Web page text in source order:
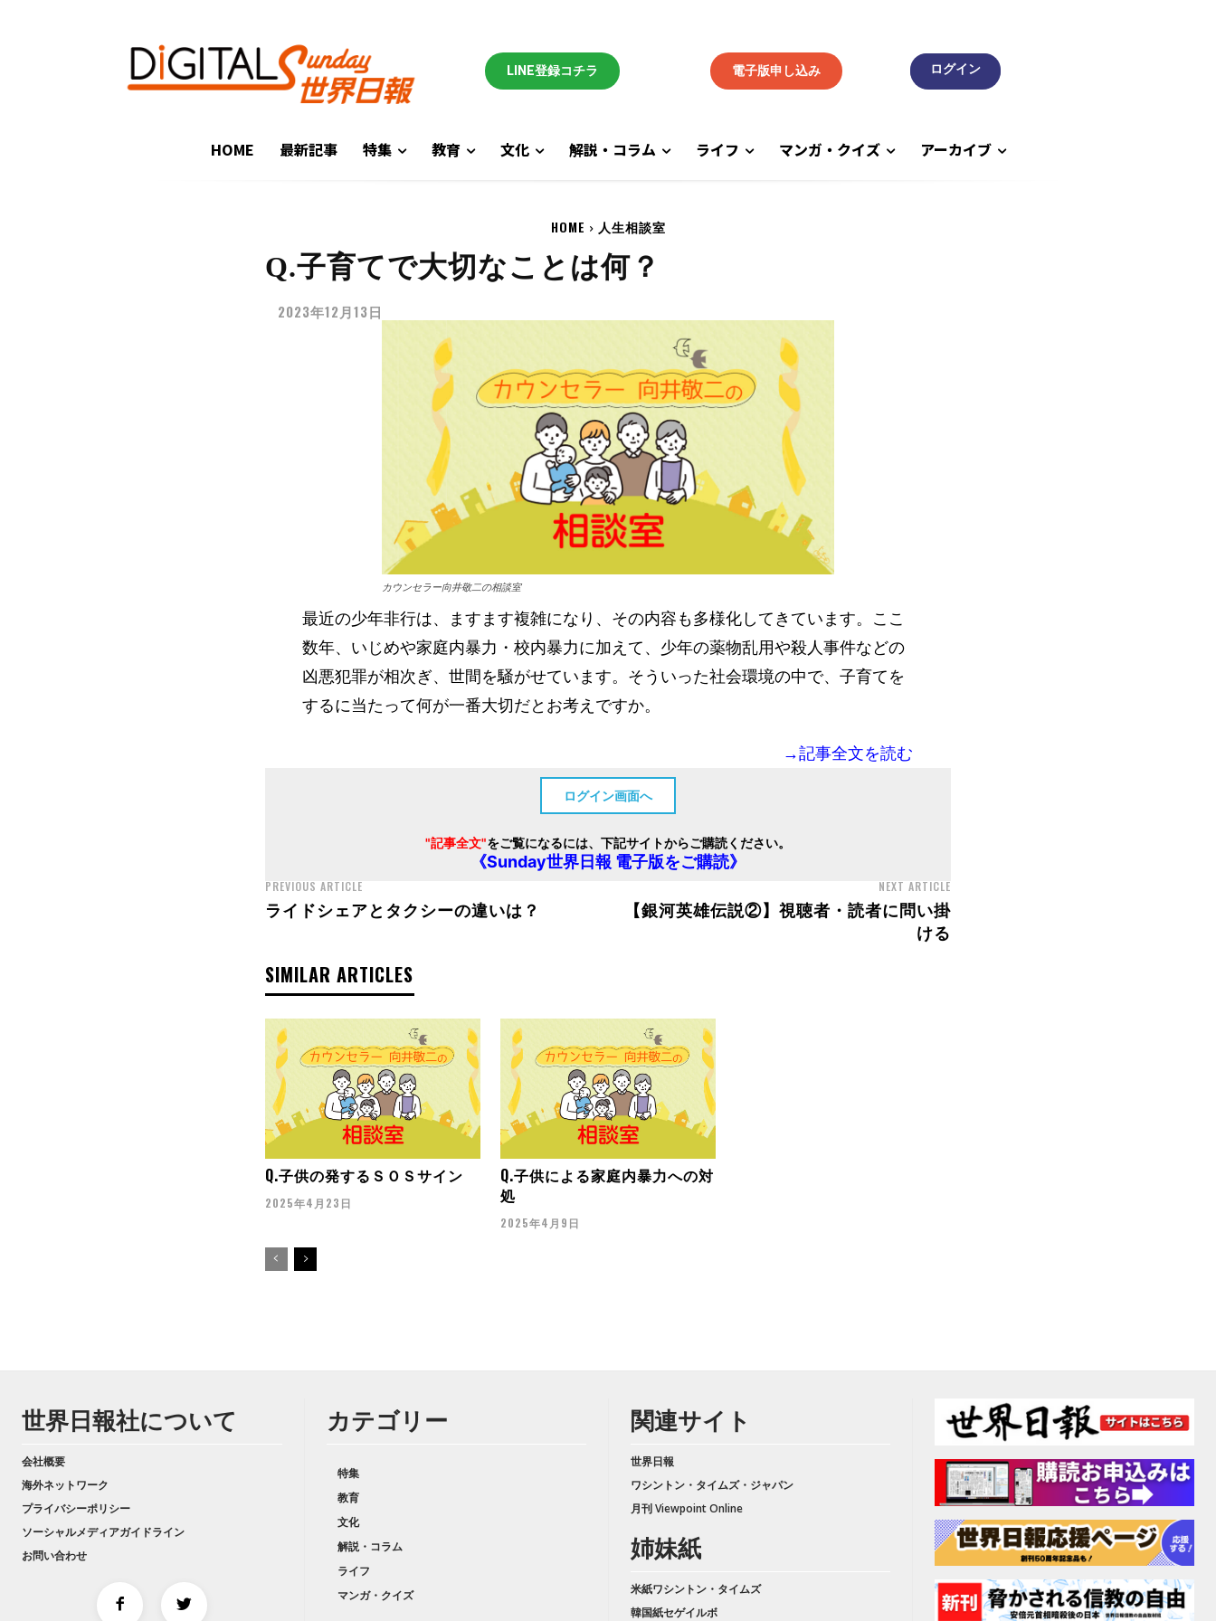
LINE登録コチラ 電子版申し込み
HOME 最新記事 特集 教育 文化 解説・コラム ライフ マンガ・クイズ アーカイブ
HOME 人生相談室
Q.子育てで大切なことは何？
2023年12月13日
カウンセラー向井敬二の相談室
最近の少年非行は、ますます複雑になり、その内容も多様化してきています。ここ
数年、いじめや家庭内暴力・校内暴力に加えて、少年の薬物乱用や殺人事件などの
凶悪犯罪が相次ぎ、世間を騒がせています。そういった社会環境の中で、子育てを
するに当たって何が一番大切だとお考えですか。
→記事全文を読む
ログイン画面へ
"記事全文"をご覧になるには、下記サイトからご購読ください。
《Sunday世界日報 電子版をご購読》
PREVIOUS ARTICLE
ライドシェアとタクシーの違いは？
NEXT ARTICLE
【銀河英雄伝説②】視聴者・読者に問い掛
ける
SIMILAR ARTICLES
Q.子供の発するＳＯＳサイン
2025年4月23日
Q.子供による家庭内暴力への対
処
2025年4月9日
世界日報社について
会社概要
海外ネットワーク
プライバシーポリシー
ソーシャルメディアガイドライン
お問い合わせ
カテゴリー
特集
教育
文化
解説・コラム
ライフ
マンガ・クイズ
関連サイト
世界日報
ワシントン・タイムズ・ジャパン
月刊 Viewpoint Online
姉妹紙
米紙ワシントン・タイムズ
韓国紙セゲイルボ